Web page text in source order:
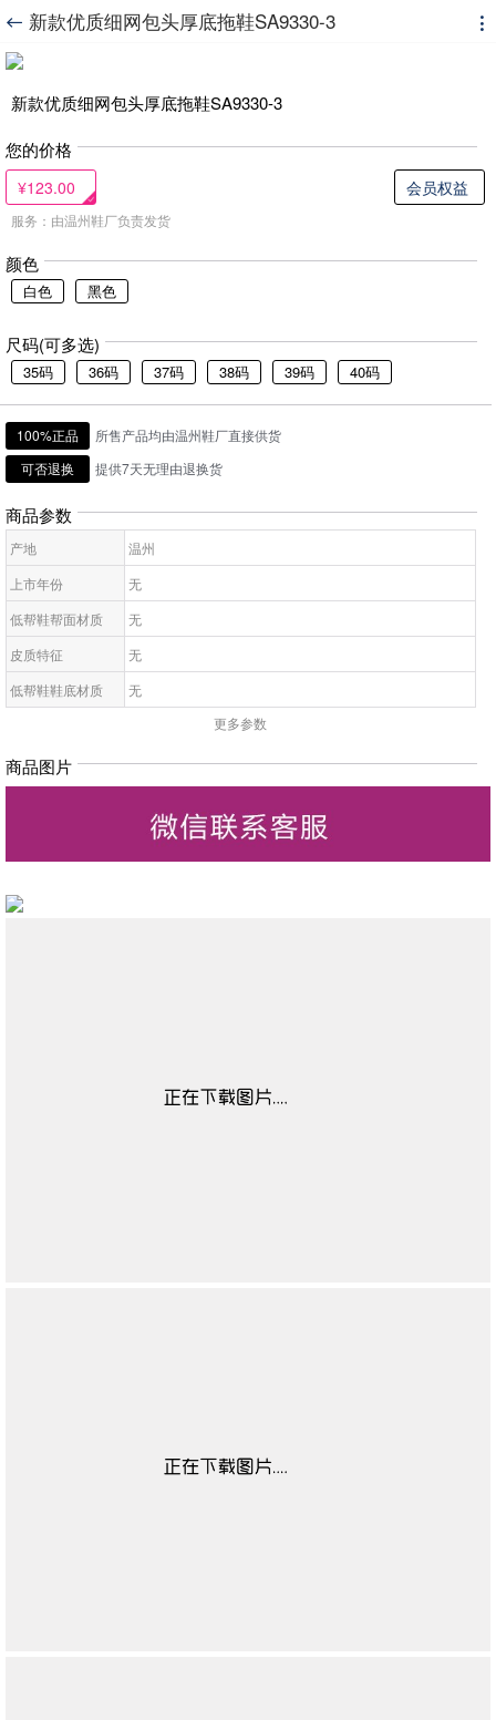
 新款优质细网包头厚底拖鞋SA9330-3 
新款优质细网包头厚底拖鞋SA9330-3
您的价格
¥123.00 会员权益
服务：由温州鞋厂负责发货
颜色
白色 黑色
尺码(可多选)
35码 36码 37码 38码 39码 40码
100%正品
所售产品均由温州鞋厂直接供货
可否退换
提供7天无理由退换货
商品参数
产地
温州
上市年份
无
低帮鞋帮面材质
无
皮质特征
无
低帮鞋鞋底材质
无
鞋鞋跟高
无
低帮鞋适用对象
无
女凉鞋适合场合
更多参数
商品图片